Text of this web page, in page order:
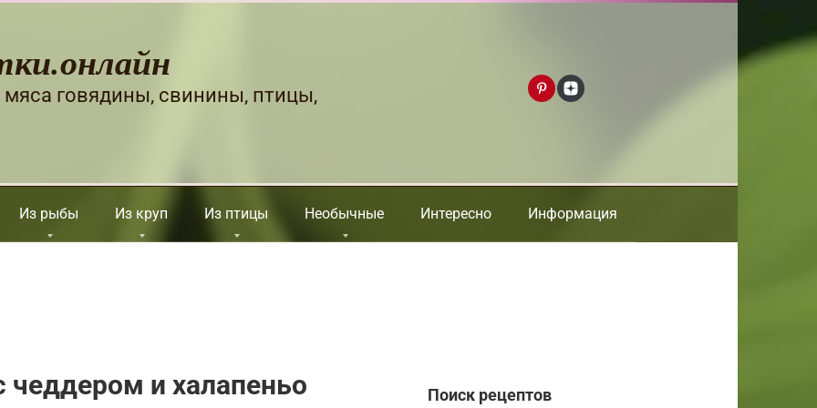
мяса говядины, свинины, птицы,
Из рыбы Из круп Из птицы Необычные Интересно Информация
чеддером и халапеньо Поиск рецептов